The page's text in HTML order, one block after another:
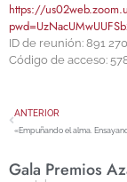
https://
ID de reunión: 891
Código de acceso:
ANTERIOR
Gala Premios